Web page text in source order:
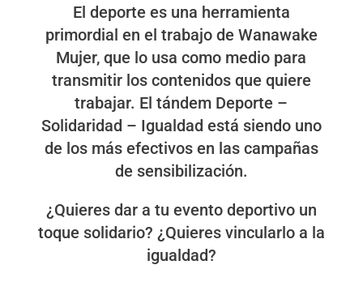
El deporte es una herramienta
primordial en el trabajo de Wanawake
Mujer, que lo usa como medio para
transmitir los contenidos que quiere
trabajar. El tándem Deporte –
Solidaridad – Igualdad está siendo uno
de los más efectivos en las campañas
de sensibilización.
¿Quieres dar a tu evento deportivo un
toque solidario? ¿Quieres vincularlo a la
igualdad?